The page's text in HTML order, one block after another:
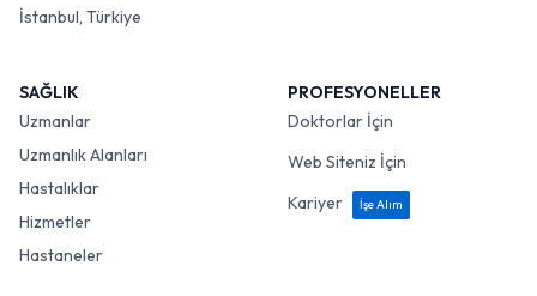
İstanbul, Türkiye
SAĞLIK
Uzmanlar
Uzmanlık Alanları
Hastalıklar
Hizmetler
Hastaneler
PROFESYONELLER
Doktorlar İçin
Web Siteniz İçin
Kariyer
İşe Alım